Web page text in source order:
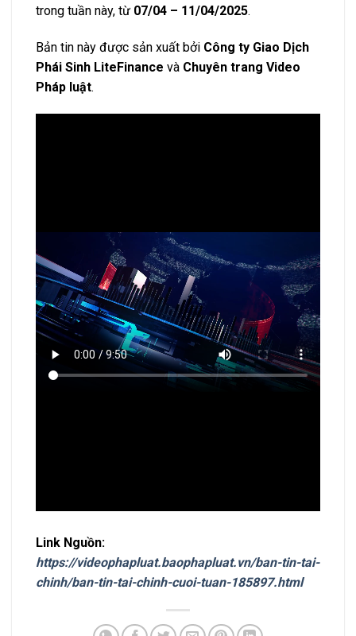
trong tuần này, từ 07/04 – 11/04/2025.
Bản tin này được sản xuất bởi Công ty Giao Dịch
Phái Sinh LiteFinance và Chuyên trang Video
Pháp luật.
Link Nguồn:
https://videophapluat.baophapluat.vn/ban-tin-tai-
chinh/ban-tin-tai-chinh-cuoi-tuan-185897.html